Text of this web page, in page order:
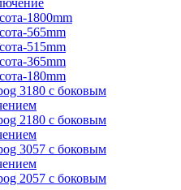
1800mm
565mm
515mm
365mm
180mm
3180 с боковым
2180 с боковым
3057 с боковым
2057 с боковым